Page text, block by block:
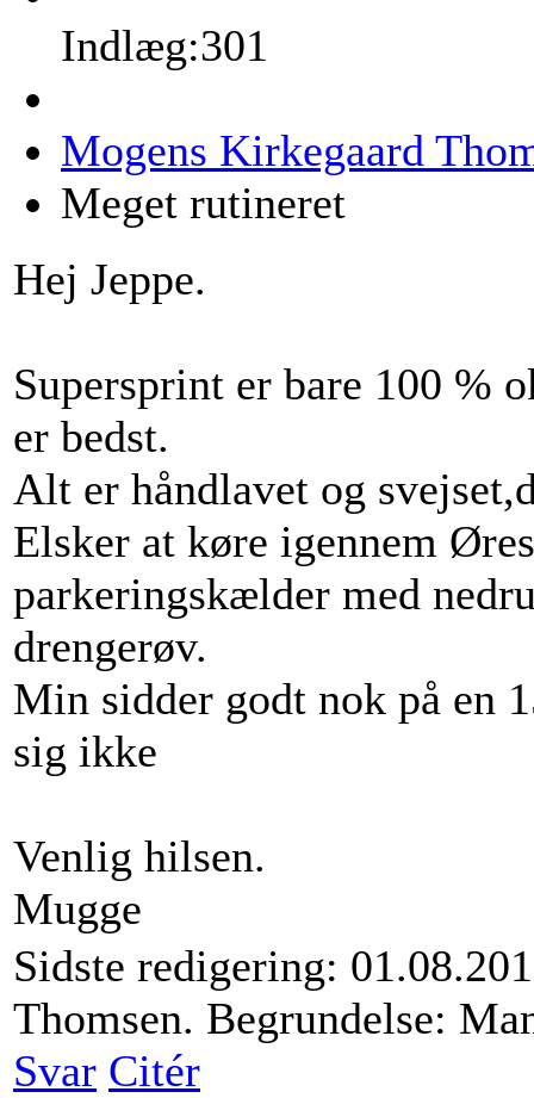
Indlæg:301
Mogens Kirkegaard
Meget rutineret
Hej Jeppe.
Supersprint er bare 100 %
er bedst.
Alt er håndlavet og
Elsker at køre igennem
parkeringskælder med
drengerøv.
Min sidder godt nok på en
sig ikke
Venlig hilsen.
Mugge
Sidste redigering:
Thomsen. Begrundelse:
Svar Citér